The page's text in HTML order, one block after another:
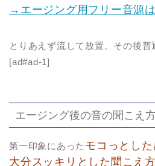
→エージング用フリー音源
とりあえず流して放置。その後普
[ad#ad-1]
エージング後の音の聞こえ
第一印象にあった モコっとした
大分スッキリとした聞こえ方